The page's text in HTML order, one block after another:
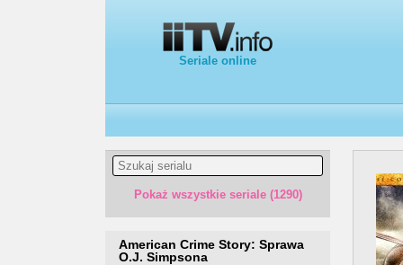
Seriale online
Pokaż wszystkie seriale (1290)
American Crime Story: Sprawa
O.J. Simpsona